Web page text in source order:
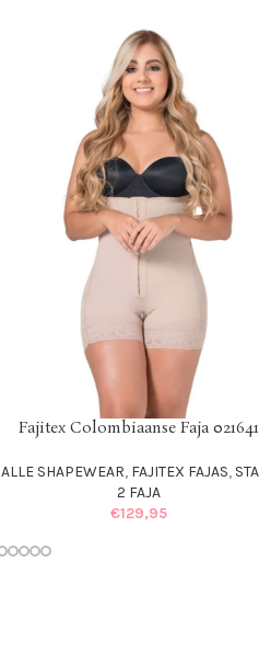
SELECT OPTIONS
Fajitex Colombiaanse Faja 023701
ALLE SHAPEWEAR, FAJITEX FAJAS,
2 FAJA
€149,95